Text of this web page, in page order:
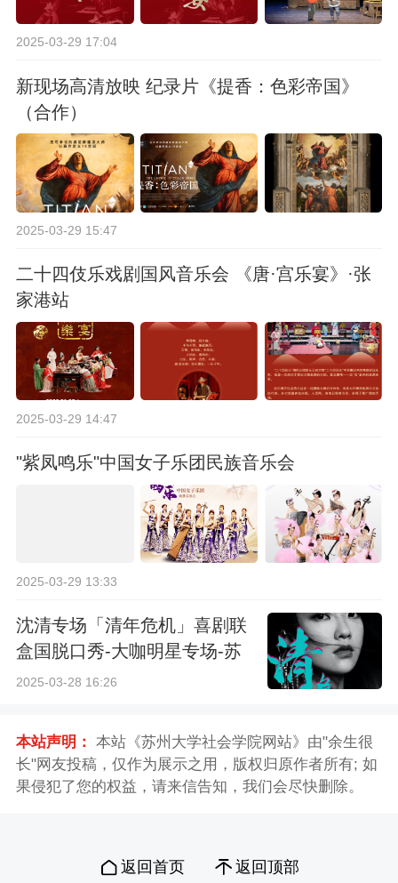
2025-03-29 17:04
新现场高清放映 纪录片《提香：色彩帝国》
（合作）
2025-03-29 15:47
二十四伎乐戏剧国风音乐会 《唐·宫乐宴》·张
家港站
2025-03-29 14:47
"紫凤鸣乐"中国女子乐团民族音乐会
2025-03-29 13:33
沈清专场「清年危机」喜剧联
盒国脱口秀-大咖明星专场-苏
州站
2025-03-28 16:26
本站声明： 本站《苏州大学社会学院网站》由"余生很
长"网友投稿，仅作为展示之用，版权归原作者所有; 如
果侵犯了您的权益，请来信告知，我们会尽快删除。
返回首页 返回顶部